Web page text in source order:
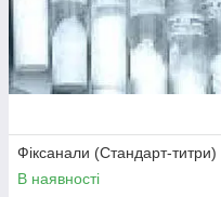
Фіксанали (Стандарт-титри)
В наявності